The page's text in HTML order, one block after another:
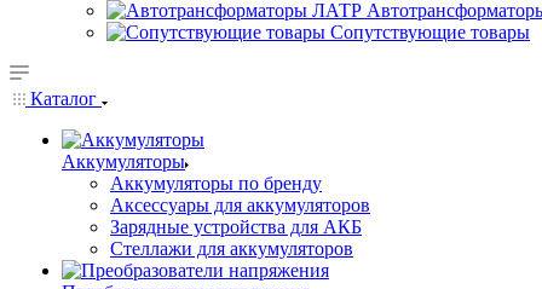
Сопутствующие товары
Каталог
Аккумуляторы
Аккумуляторы по бренду
Аксессуары для аккумуляторов
Зарядные устройства для АКБ
Стеллажи для аккумуляторов